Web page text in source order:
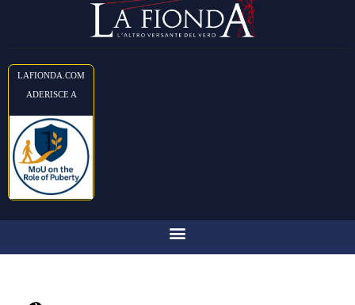
LAFIONDA.COM
ADERISCE A